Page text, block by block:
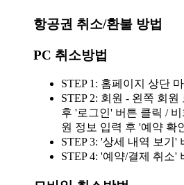
항공권 취소/환불 방법
PC 취소방법
STEP 1: 홈페이지 상단
STEP 2: 회원 - 왼쪽 회
후 '로그인' 버튼 클릭 /
원 정보 입력 후 '예약 확
STEP 3: '상세 내역 보기'
STEP 4: '예약/결제 취소'